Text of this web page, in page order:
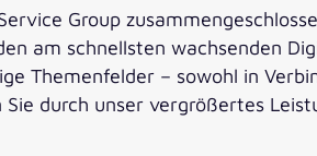
Group
am schnellsten wachsenden
Themenfelder – sowohl in
durch unser vergrößertes